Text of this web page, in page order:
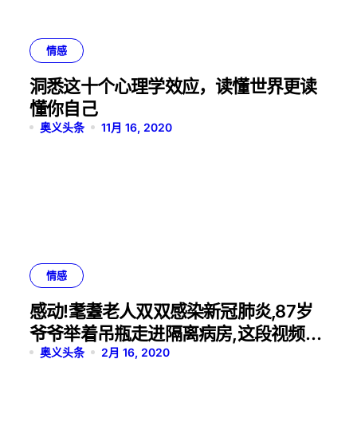
情感
洞悉这十个心理学效应，读懂世界更读
懂你自己
奥义头条 11月 16, 2020
情感
感动!耄耋老人双双感染新冠肺炎,87岁
爷爷举着吊瓶走进隔离病房,这段视频令
无数网友泪目
奥义头条 2月 16, 2020